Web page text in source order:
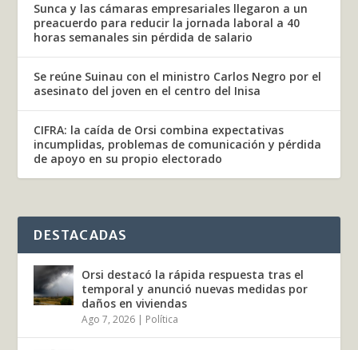
Sunca y las cámaras empresariales llegaron a un
preacuerdo para reducir la jornada laboral a 40
horas semanales sin pérdida de salario
Se reúne Suinau con el ministro Carlos Negro por el
asesinato del joven en el centro del Inisa
CIFRA: la caída de Orsi combina expectativas
incumplidas, problemas de comunicación y pérdida
de apoyo en su propio electorado
DESTACADAS
Orsi destacó la rápida respuesta tras el
temporal y anunció nuevas medidas por
daños en viviendas
Ago 7, 2026 | Política